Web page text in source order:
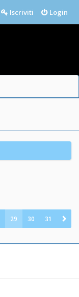
Login
Iscriviti
29 30 31